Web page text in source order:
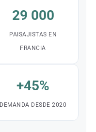
29 000
PAISAJISTAS EN
FRANCIA
+45%
DEMANDA DESDE 2020